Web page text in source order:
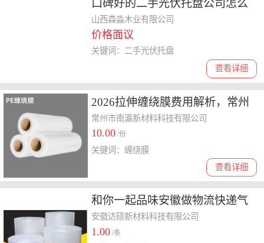
口碑好的二手光伏托盘公司怎么
选？
山西森淼木业有限公司
价格面议
查看详细
关键词：二手光伏托盘
2026拉伸缠绕膜费用解析，常州
市南瀛新材料科技有限公司为例
常州市南瀛新材料科技有限公司
10.00 /份
查看详细
关键词：缠绕膜
和你一起品味安徽做物流快递气
泡膜的生产厂家，哪家口碑好
安徽达硕新材料科技有限公司
1.00 /条